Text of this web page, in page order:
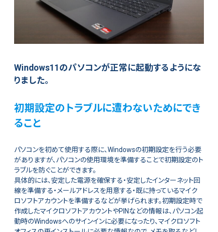
Windows11のパソコンが正常に起動するようにな
りました。
初期設定のトラブルに遭わないためにでき
ること
パソコンを初めて使用する際に、Windowsの初期設定を行う必要
がありますが、パソコンの使用環境を準備することで初期設定のト
ラブルを防ぐことができます。
具体的には、安定した電源を確保する・安定したインターネット回
線を準備する・メールアドレスを用意する・既に持っているマイク
ロソフトアカウントを準備するなどが挙げられます。初期設定時で
作成したマイクロソフトアカウントやPINなどの情報は、パソコン起
動時のWindowsへのサインインに必要になったり、マイクロソフト